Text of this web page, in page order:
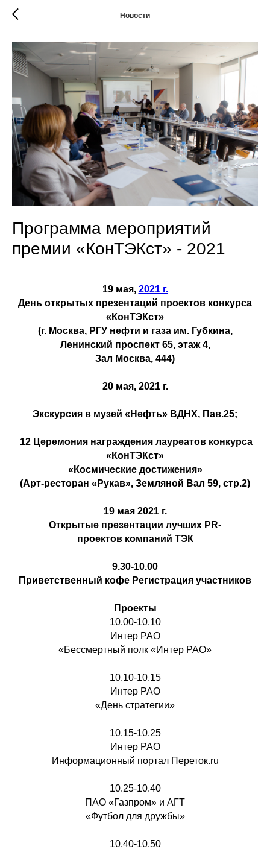
Новости
Программа мероприятий
премии «КонТЭКст» - 2021
19 мая, 2021 г.
День открытых презентаций проектов конкурса
«КонТЭКст»
(г. Москва, РГУ нефти и газа им. Губкина,
Ленинский проспект 65, этаж 4,
Зал Москва, 444)
20 мая, 2021 г.
Экскурсия в музей «Нефть» ВДНХ, Пав.25;
12 Церемония награждения лауреатов конкурса
«КонТЭКст»
«Космические достижения»
(Арт-ресторан «Рукав», Земляной Вал 59, стр.2)
19 мая 2021 г.
Открытые презентации лучших PR-
проектов компаний ТЭК
9.30-10.00
Приветственный кофе Регистрация участников
Проекты
10.00-10.10
Интер РАО
«Бессмертный полк «Интер РАО»
10.10-10.15
Интер РАО
«День стратегии»
10.15-10.25
Интер РАО
Информационный портал Переток.ru
10.25-10.40
ПАО «Газпром» и АГТ
«Футбол для дружбы»
10.40-10.50